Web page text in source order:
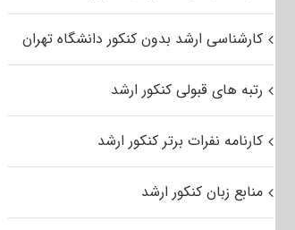
کارشناسی ارشد بدون کنکور دانشگاه تهران
رتبه های قبولی کنکور ارشد
کارنامه نفرات برتر کنکور ارشد
منابع زبان کنکور ارشد